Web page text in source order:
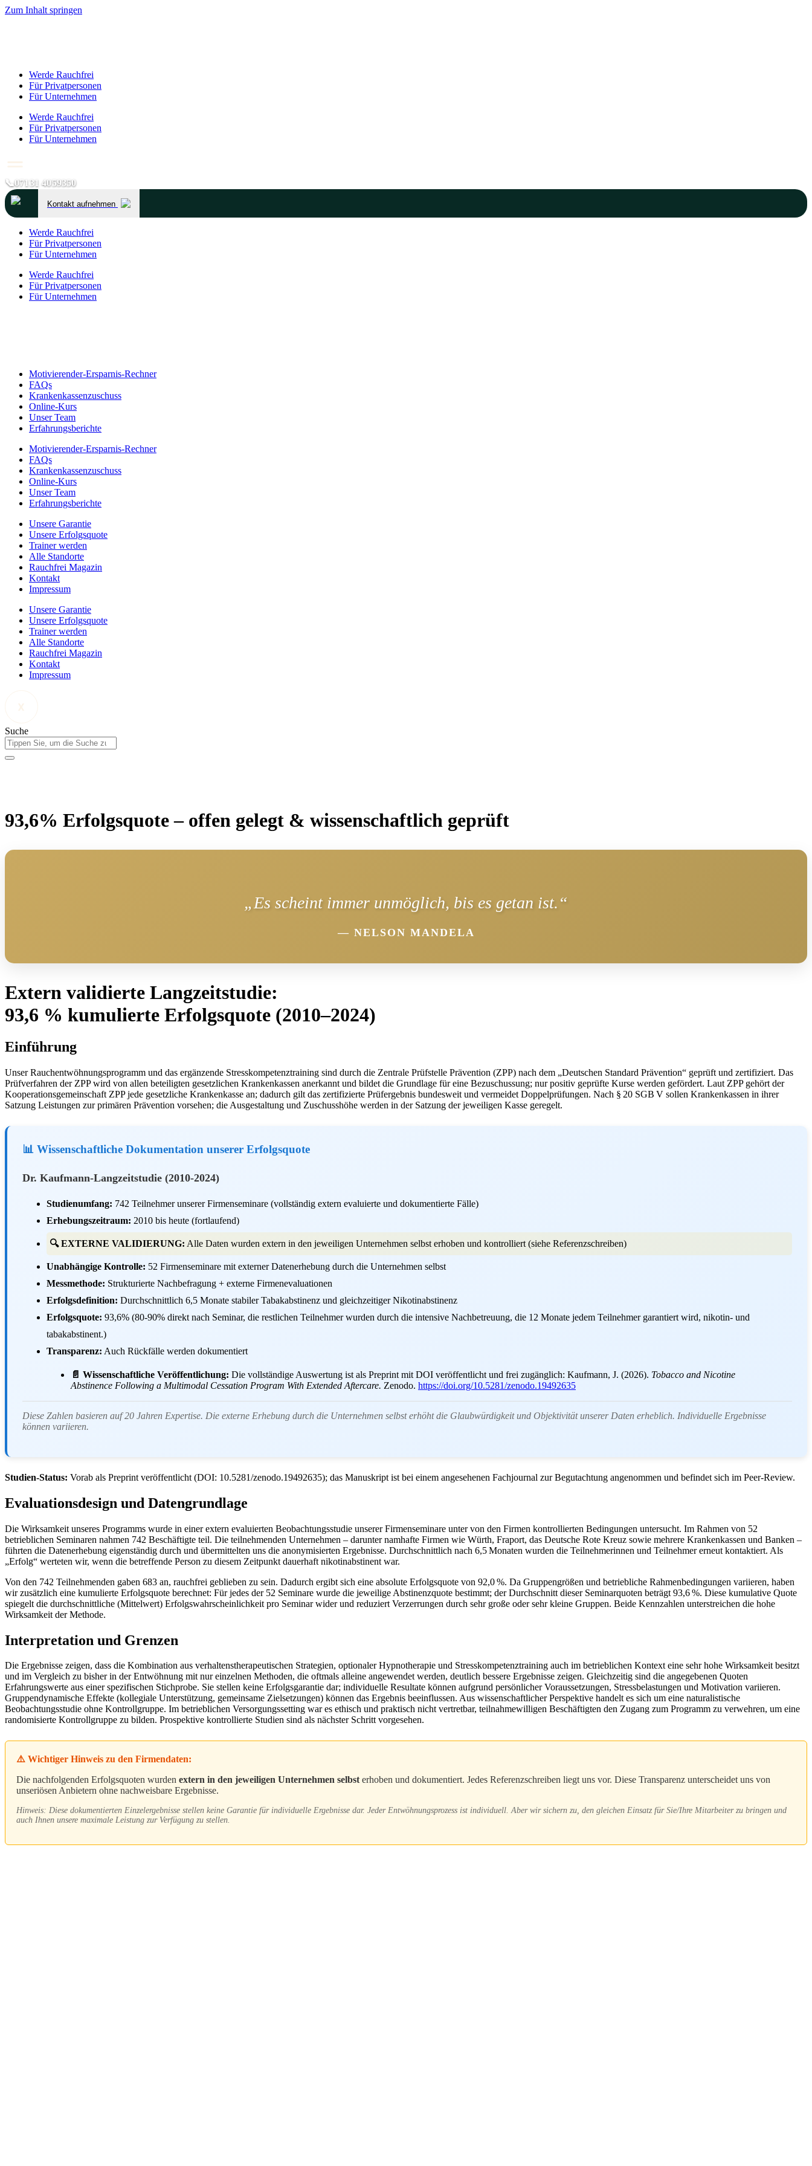
Zum Inhalt springen
Werde Rauchfrei
Für Privatpersonen
Für Unternehmen
Werde Rauchfrei
Für Privatpersonen
Für Unternehmen
📞07131 4059350
Kontakt aufnehmen
Werde Rauchfrei
Für Privatpersonen
Für Unternehmen
Werde Rauchfrei
Für Privatpersonen
Für Unternehmen
Motivierender-Ersparnis-Rechner
FAQs
Krankenkassenzuschuss
Online-Kurs
Unser Team
Erfahrungsberichte
Motivierender-Ersparnis-Rechner
FAQs
Krankenkassenzuschuss
Online-Kurs
Unser Team
Erfahrungsberichte
Unsere Garantie
Unsere Erfolgsquote
Trainer werden
Alle Standorte
Rauchfrei Magazin
Kontakt
Impressum
Unsere Garantie
Unsere Erfolgsquote
Trainer werden
Alle Standorte
Rauchfrei Magazin
Kontakt
Impressum
Suche
93,6% Erfolgsquote – offen gelegt & wissenschaftlich geprüft
„Es scheint immer unmöglich, bis es getan ist.“
— NELSON MANDELA
Extern validierte Langzeitstudie:
93,6 % kumulierte Erfolgsquote (2010–2024)
Einführung
Unser Rauchentwöhnungsprogramm und das ergänzende Stresskompetenztraining sind durch die Zentrale Prüfstelle Prävention (ZPP) nach dem „Deutschen Standard Prävention“ geprüft und zertifiziert. Das
Prüfverfahren der ZPP wird von allen beteiligten gesetzlichen Krankenkassen anerkannt und bildet die Grundlage für eine Bezuschussung; nur positiv geprüfte Kurse werden gefördert. Laut ZPP gehört der
Kooperationsgemeinschaft ZPP jede gesetzliche Krankenkasse an; dadurch gilt das zertifizierte Prüfergebnis bundesweit und vermeidet Doppelprüfungen. Nach § 20 SGB V sollen Krankenkassen in ihrer
Satzung Leistungen zur primären Prävention vorsehen; die Ausgestaltung und Zuschusshöhe werden in der Satzung der jeweiligen Kasse geregelt.
📊 Wissenschaftliche Dokumentation unserer Erfolgsquote
Dr. Kaufmann-Langzeitstudie (2010-2024)
Studienumfang: 742 Teilnehmer unserer Firmenseminare (vollständig extern evaluierte und dokumentierte Fälle)
Erhebungszeitraum: 2010 bis heute (fortlaufend)
🔍 EXTERNE VALIDIERUNG: Alle Daten wurden extern in den jeweiligen Unternehmen selbst erhoben und kontrolliert (siehe Referenzschreiben)
Unabhängige Kontrolle: 52 Firmenseminare mit externer Datenerhebung durch die Unternehmen selbst
Messmethode: Strukturierte Nachbefragung + externe Firmenevaluationen
Erfolgsdefinition: Durchschnittlich 6,5 Monate stabiler Tabakabstinenz und gleichzeitiger Nikotinabstinenz
Erfolgsquote: 93,6% (80-90% direkt nach Seminar, die restlichen Teilnehmer wurden durch die intensive Nachbetreuung, die 12 Monate jedem Teilnehmer garantiert wird, nikotin- und
tabakabstinent.)
Transparenz: Auch Rückfälle werden dokumentiert
📄 Wissenschaftliche Veröffentlichung: Die vollständige Auswertung ist als Preprint mit DOI veröffentlicht und frei zugänglich: Kaufmann, J. (2026). Tobacco and Nicotine
Abstinence Following a Multimodal Cessation Program With Extended Aftercare. Zenodo. https://doi.org/10.5281/zenodo.19492635
Diese Zahlen basieren auf 20 Jahren Expertise. Die externe Erhebung durch die Unternehmen selbst erhöht die Glaubwürdigkeit und Objektivität unserer Daten erheblich. Individuelle Ergebnisse
können variieren.
Studien-Status: Vorab als Preprint veröffentlicht (DOI: 10.5281/zenodo.19492635); das Manuskript ist bei einem angesehenen Fachjournal zur Begutachtung angenommen und befindet sich im Peer-Review.
Evaluationsdesign und Datengrundlage
Die Wirksamkeit unseres Programms wurde in einer extern evaluierten Beobachtungsstudie unserer Firmenseminare unter von den Firmen kontrollierten Bedingungen untersucht. Im Rahmen von 52
betrieblichen Seminaren nahmen 742 Beschäftigte teil. Die teilnehmenden Unternehmen – darunter namhafte Firmen wie Würth, Fraport, das Deutsche Rote Kreuz sowie mehrere Krankenkassen und Banken –
führten die Datenerhebung eigenständig durch und übermittelten uns die anonymisierten Ergebnisse. Durchschnittlich nach 6,5 Monaten wurden die Teilnehmerinnen und Teilnehmer erneut kontaktiert. Als
„Erfolg“ werteten wir, wenn die betreffende Person zu diesem Zeitpunkt dauerhaft nikotinabstinent war.
Von den 742 Teilnehmenden gaben 683 an, rauchfrei geblieben zu sein. Dadurch ergibt sich eine absolute Erfolgsquote von 92,0 %. Da Gruppengrößen und betriebliche Rahmenbedingungen variieren, haben
wir zusätzlich eine kumulierte Erfolgsquote berechnet: Für jedes der 52 Seminare wurde die jeweilige Abstinenzquote bestimmt; der Durchschnitt dieser Seminarquoten beträgt 93,6 %. Diese kumulative Quote
spiegelt die durchschnittliche (Mittelwert) Erfolgswahrscheinlichkeit pro Seminar wider und reduziert Verzerrungen durch sehr große oder sehr kleine Gruppen. Beide Kennzahlen unterstreichen die hohe
Wirksamkeit der Methode.
Interpretation und Grenzen
Die Ergebnisse zeigen, dass die Kombination aus verhaltenstherapeutischen Strategien, optionaler Hypnotherapie und Stresskompetenztraining auch im betrieblichen Kontext eine sehr hohe Wirksamkeit besitzt
und im Vergleich zu bisher in der Entwöhnung mit nur einzelnen Methoden, die oftmals alleine angewendet werden, deutlich bessere Ergebnisse zeigen. Gleichzeitig sind die angegebenen Quoten
Erfahrungswerte aus einer spezifischen Stichprobe. Sie stellen keine Erfolgsgarantie dar; individuelle Resultate können aufgrund persönlicher Voraussetzungen, Stressbelastungen und Motivation variieren.
Gruppendynamische Effekte (kollegiale Unterstützung, gemeinsame Zielsetzungen) können das Ergebnis beeinflussen. Aus wissenschaftlicher Perspektive handelt es sich um eine naturalistische
Beobachtungsstudie ohne Kontrollgruppe. Im betrieblichen Versorgungssetting war es ethisch und praktisch nicht vertretbar, teilnahmewilligen Beschäftigten den Zugang zum Programm zu verwehren, um eine
randomisierte Kontrollgruppe zu bilden. Prospektive kontrollierte Studien sind als nächster Schritt vorgesehen.
⚠️ Wichtiger Hinweis zu den Firmendaten:
Die nachfolgenden Erfolgsquoten wurden extern in den jeweiligen Unternehmen selbsterhoben und dokumentiert. Jedes Referenzschreiben liegt uns vor. Diese Transparenz unterscheidet uns von
unseriösen Anbietern ohne nachweisbare Ergebnisse.
Hinweis: Diese dokumentierten Einzelergebnisse stellen keine Garantie für individuelle Ergebnisse dar. Jeder Entwöhnungsprozess ist individuell. Aber wir sichern zu, den gleichen Einsatz für Sie/Ihre Mitarbeiter zu bringen und
auch Ihnen unsere maximale Leistung zur Verfügung zu stellen.